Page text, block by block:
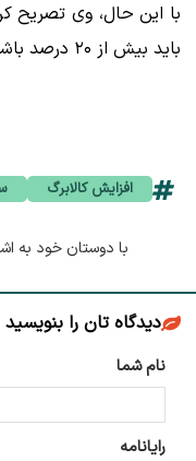
با این حال، وی تصریح
باید بیش از ۲۰ درصد باشد.
افزایش کالابرگ
با دوستان خود به
دیدگاه تان را بنویسید
نام شما
رایانامه